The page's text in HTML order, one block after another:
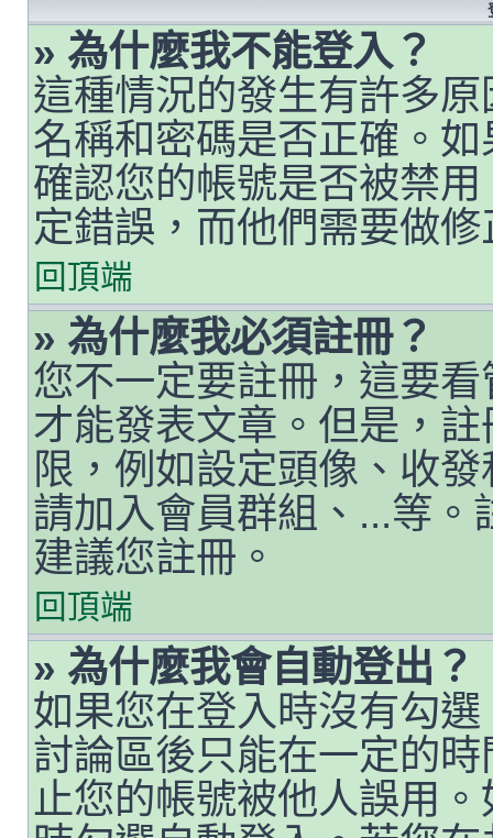
» 為什麼我不能登入？
這種情況的發生有許多
名稱和密碼是否正確。
確認您的帳號是否被禁
定錯誤，而他們需要做修
回頂端
» 為什麼我必須註冊？
您不一定要註冊，這要
才能發表文章。但是，
限，例如設定頭像、收
請加入會員群組、...等
建議您註冊。
回頂端
» 為什麼我會自動登出？
如果您在登入時沒有勾選
討論區後只能在一定的
止您的帳號被他人誤用